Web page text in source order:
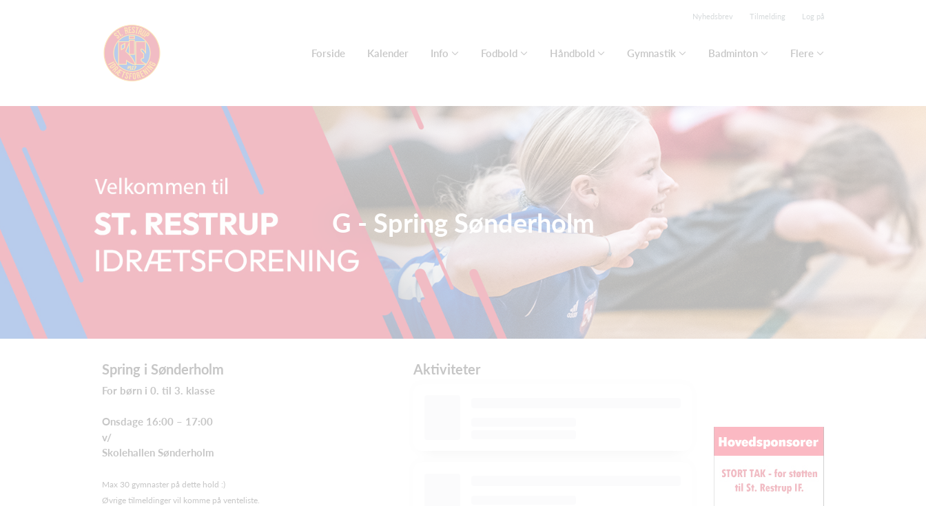
Nyhedsbrev Tilmelding Log på
Forside Kalender Info Fodbold Håndbold Gymnastik Badminton Flere
G - Spring Sønderholm
Spring i Sønderholm
For børn i 0. til 3. klasse
Onsdage 16:00 – 17:00
v/
Skolehallen Sønderholm
Max 30 gymnaster på dette hold :)
Øvrige tilmeldinger vil komme på venteliste.
Aktiviteter